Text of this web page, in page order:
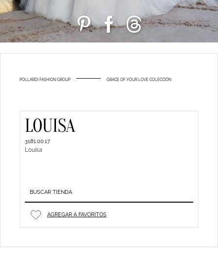
POLLARDI FASHION GROUP GRACE OF YOUR LOVE COLECCIÓN
LOUISA
3181.00.17
Louisa
BUSCAR TIENDA
AGREGAR A FAVORITOS